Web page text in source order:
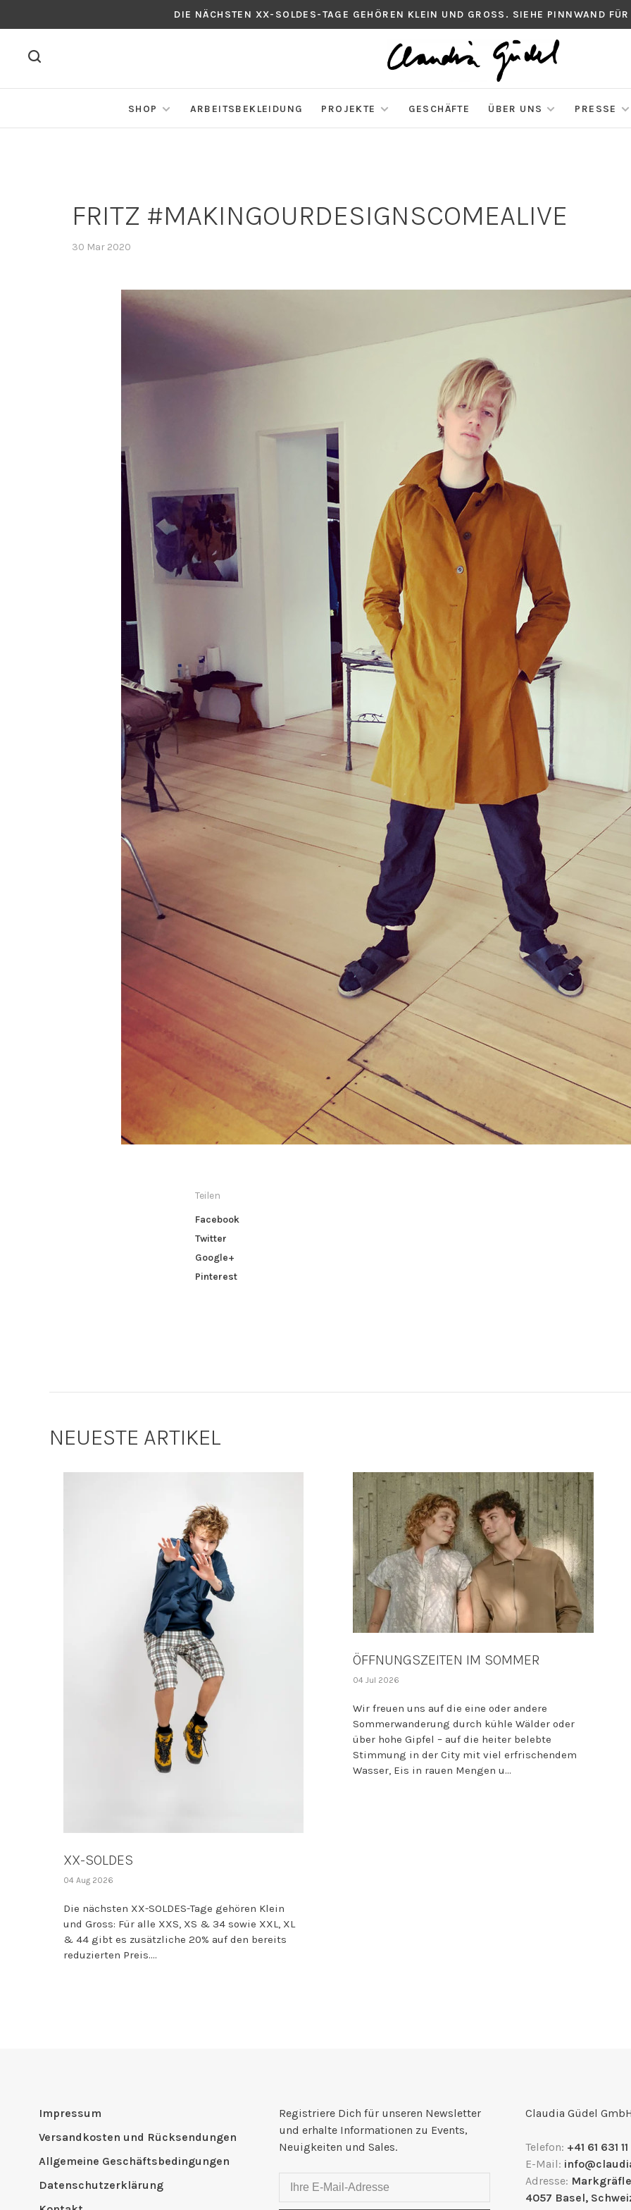
DIE NÄCHSTEN XX-SOLDES-TAGE GEHÖREN KLEIN UND GROSS. SIEHE PINNWAND
SHOP ARBEITSBEKLEIDUNG PROJEKTE GESCHÄFTE ÜBER UNS PRESSE
FRITZ #MAKINGOURDESIGNSCOMEALIVE
30 Mar 2020
Teilen
Facebook
Twitter
Google+
Pinterest
NEUESTE ARTIKEL
XX-SOLDES
04 Aug 2026
Die nächsten XX-SOLDES-Tage gehören Klein
und Gross: Für alle XXS, XS & 34 sowie XXL, XL
& 44 gibt es zusätzliche 20% auf den bereits
reduzierten Preis....
ÖFFNUNGSZEITEN IM SOMMER
04 Jul 2026
Wir freuen uns auf die eine oder andere
Sommerwanderung durch kühle Wälder oder
über hohe Gipfel – auf die heiter belebte
Stimmung in der City mit viel erfrischendem
Wasser, Eis in rauen Mengen u...
Impressum
Versandkosten und Rücksendungen
Allgemeine Geschäftsbedingungen
Datenschutzerklärung
Registriere Dich für unseren Newsletter
und erhalte Informationen zu Events,
Neuigkeiten und Sales.
Claudia Güdel
Telefon: +41 61 631
E-Mail:
Adresse:
4057 Basel,